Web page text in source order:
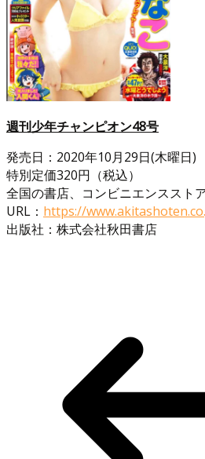
週刊少年チャンピオン48号
発売日：2020年10月29日(木曜日)
特別定価320円（税込）
全国の書店、コンビニエンススト
URL： https://
出版社：株式会社秋田書店